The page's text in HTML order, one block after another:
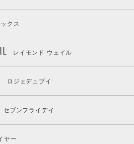
クス
レイモンド ウェイル
ロジェデュブイ
セブンフライデイ
ヤー